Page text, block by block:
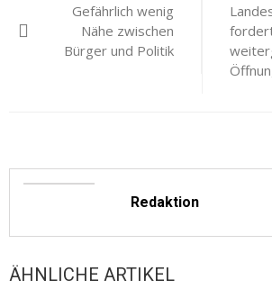
Gefährlich wenig
Nähe zwischen
Bürger und Politik
Redaktion
ÄHNLICHE ARTIKEL